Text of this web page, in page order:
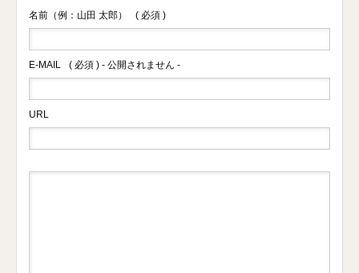
名前（例：山田 太郎） ( 必須 )
E-MAIL ( 必須 ) - 公開されません -
URL